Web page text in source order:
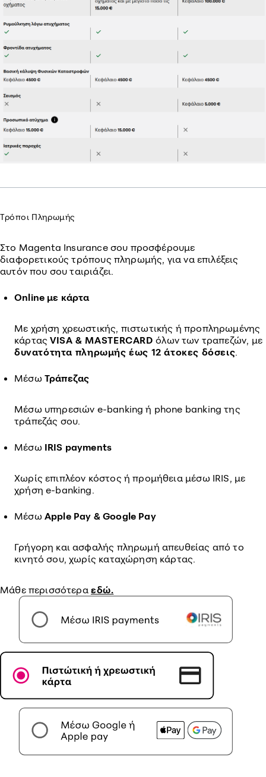
Τρόποι Πληρωμής
Στο Magenta Insurance σου προσφέρουμε
διαφορετικούς τρόπους πληρωμής, για να επιλέξεις
αυτόν που σου ταιριάζει.
Online με κάρτα
Με χρήση χρεωστικής, πιστωτικής ή προπληρωμένης
κάρταςVISA & MASTERCARDόλων των τραπεζών, με
δυνατότητα πληρωμής έως 12 άτοκες δόσεις.
Μέσω Τράπεζας
Μέσω υπηρεσιών e-banking ή phone banking της
τράπεζάς σου.
Μέσω IRIS payments
Χωρίς επιπλέον κόστος ή προμήθεια μέσω IRIS, με
χρήση e-banking.
Μέσω Apple Pay & Google Pay
Γρήγορη και ασφαλής πληρωμή απευθείας από το
κινητό σου, χωρίς καταχώρηση κάρτας.
Μάθε περισσότερα εδώ.